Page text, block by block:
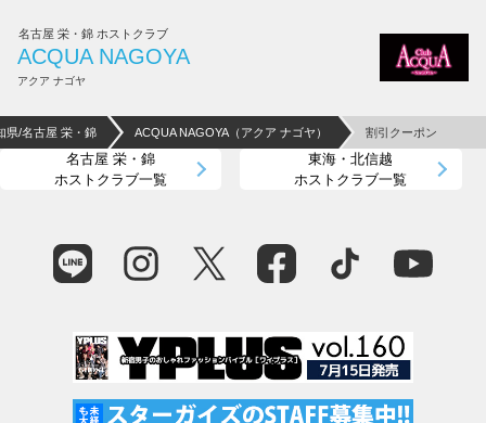
名古屋 栄・錦 ホストクラブ
ACQUA NAGOYA
アクア ナゴヤ
県/名古屋 栄・錦 ACQUA NAGOYA（アクア ナゴヤ） 割引クーポン
名古屋 栄・錦
ホストクラブ一覧
東海・北信越
ホストクラブ一覧